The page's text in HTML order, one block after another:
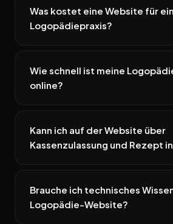
Was kostet eine Website für
Logopädiepraxis?
Wie schnell ist meine
online?
Kann ich auf der Website über
Kassenzulassung und Rezept
Brauche ich technisches
Logopädie-Website?